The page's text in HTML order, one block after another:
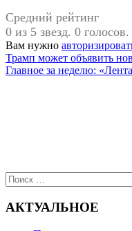
Средний рейтинг
0 из 5 звезд. 0 голосов.
Вам нужно
Навигация
по
Предыдущая
запись:
Трамп может объявить
Следующая
Главное за неделю:
АКТУАЛЬНОЕ